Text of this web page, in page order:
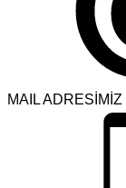
MAIL ADRESİMİZ